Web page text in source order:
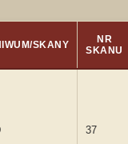
SKANY
NR
SKANU
37